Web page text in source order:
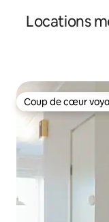
Locations
Coup de cœur
Coup de cœur